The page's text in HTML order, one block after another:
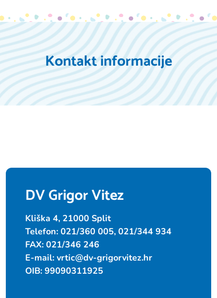
Kontakt informacije
DV Grigor Vitez
Kliška 4, 21000 Split
Telefon: 021/360 005, 021/344 934
FAX: 021/346 246
E-mail: vrtic@dv-grigorvitez.hr
OIB: 99090311925